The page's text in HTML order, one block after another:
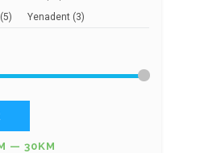
(5) Yenadent (3)
— 30KM